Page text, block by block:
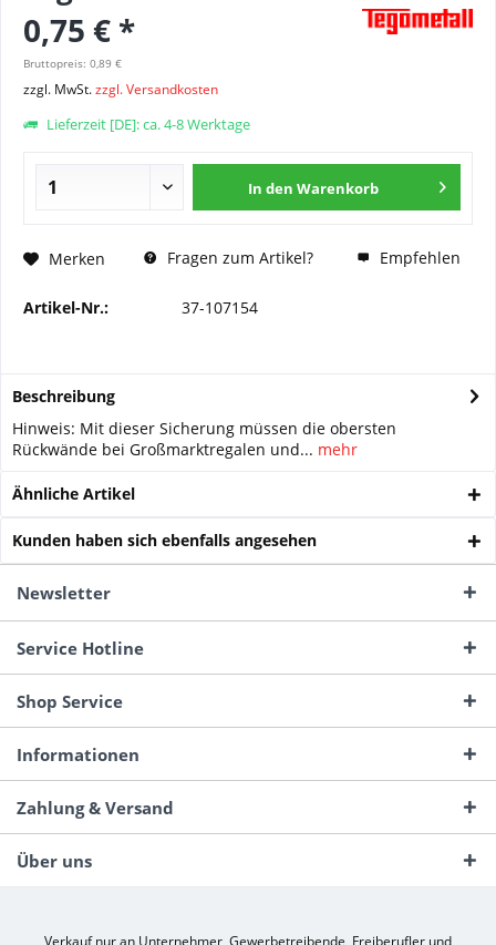
0,75 € *
Bruttopreis: 0,89 €
zzgl. MwSt.zzgl. Versandkosten
Lieferzeit [DE]: ca. 4-8 Werktage
In den Warenkorb
Merken Fragen zum Artikel? Empfehlen
Artikel-Nr.: 37-107154
Beschreibung
Hinweis: Mit dieser Sicherung müssen die obersten
Rückwände bei Großmarktregalen und... mehr
Ähnliche Artikel
Kunden haben sich ebenfalls angesehen
Newsletter
Service Hotline
Shop Service
Informationen
Zahlung & Versand
Über uns